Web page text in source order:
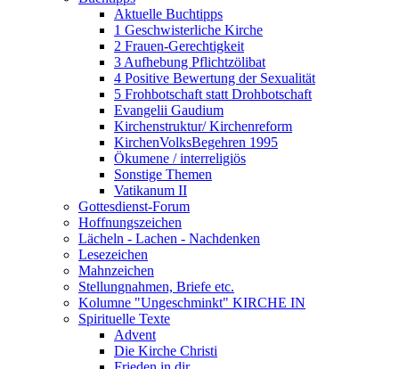
Aktuelle Buchtipps
1 Geschwisterliche Kirche
2 Frauen-Gerechtigkeit
3 Aufhebung Pflichtzölibat
4 Positive Bewertung der Sexualität
5 Frohbotschaft statt Drohbotschaft
Evangelii Gaudium
Kirchenstruktur/ Kirchenreform
KirchenVolksBegehren 1995
Ökumene / interreligiös
Sonstige Themen
Vatikanum II
Gottesdienst-Forum
Hoffnungszeichen
Lächeln - Lachen - Nachdenken
Lesezeichen
Mahnzeichen
Stellungnahmen, Briefe etc.
Kolumne "Ungeschminkt" KIRCHE IN
Spirituelle Texte
Advent
Die Kirche Christi